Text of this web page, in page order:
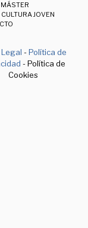
JOVEN
-Política de
- Política de
Cookies